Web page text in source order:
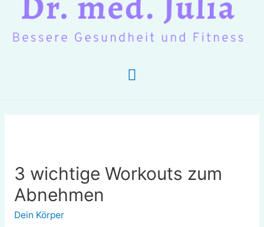
Hauptmenü
3 wichtige Workouts zum
Abnehmen
Dein Körper